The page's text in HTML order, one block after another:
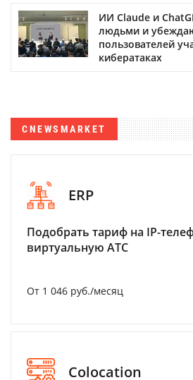
ИИ Claude и
людьми и
пользователей
кибератаках
CNEWSMARKET
ERP
Подобрать тариф на IP-
виртуальную АТС
От 1 046 руб./месяц
Colocation